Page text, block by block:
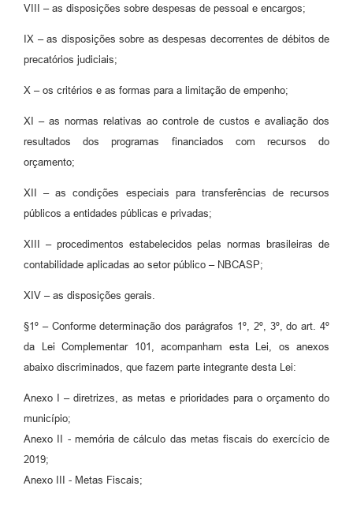
VIII – as disposições sobre despesas de pessoal e encargos;
IX – as disposições sobre as despesas decorrentes de débitos de
precatórios judiciais;
X – os critérios e as formas para a limitação de empenho;
XI – as normas relativas ao controle de custos e avaliação dos
resultados dos programas financiados com recursos do
orçamento;
XII – as condições especiais para transferências de recursos
públicos a entidades públicas e privadas;
XIII – procedimentos estabelecidos pelas normas brasileiras de
contabilidade aplicadas ao setor público – NBCASP;
XIV – as disposições gerais.
§1º – Conforme determinação dos parágrafos 1º, 2º, 3º, do art. 4º
da Lei Complementar 101, acompanham esta Lei, os anexos
abaixo discriminados, que fazem parte integrante desta Lei:
Anexo I – diretrizes, as metas e prioridades para o orçamento do
município;
Anexo II - memória de cálculo das metas fiscais do exercício de
2019;
Anexo III - Metas Fiscais;